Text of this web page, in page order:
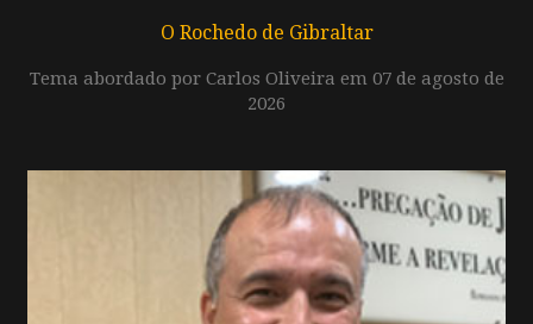
O Rochedo de Gibraltar
Tema abordado por Carlos Oliveira em 07 de agosto de
2026